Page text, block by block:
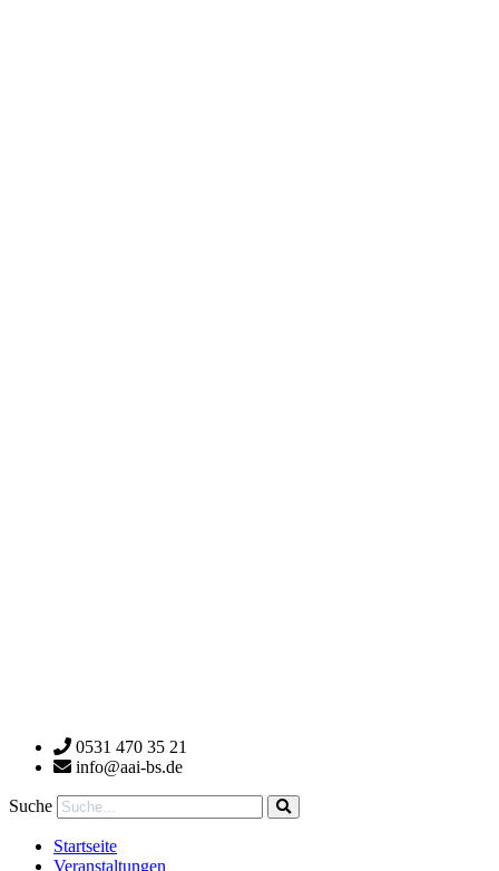
0531 470 35 21
info@aai-bs.de
Suche
Startseite
Veranstaltungen